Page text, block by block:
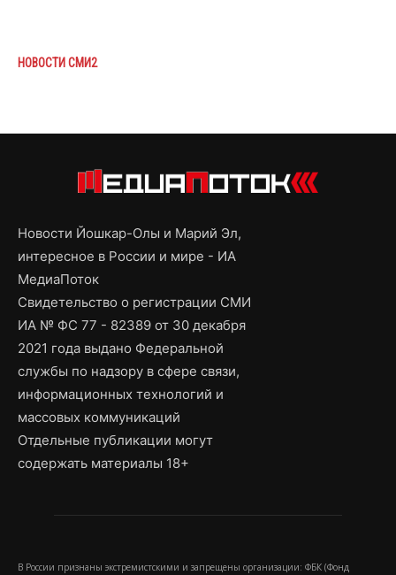
НОВОСТИ СМИ2
Новости Йошкар-Олы и Марий Эл,
интересное в России и мире - ИА
МедиаПоток
Свидетельство о регистрации СМИ
ИА № ФС 77 - 82389 от 30 декабря
2021 года выдано Федеральной
службы по надзору в сфере связи,
информационных технологий и
массовых коммуникаций
Отдельные публикации могут
содержать материалы 18+
В России признаны экстремистскими и запрещены организации: ФБК (Фонд